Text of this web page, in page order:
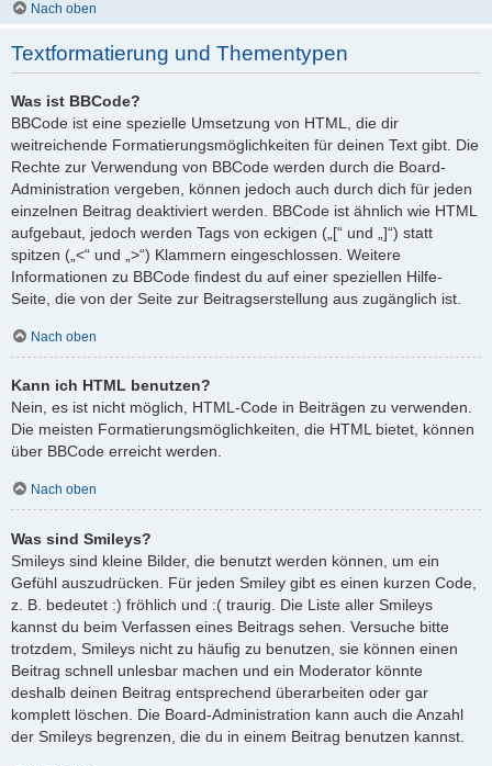
Nach oben
Textformatierung und Thementypen
Was ist BBCode?
BBCode ist eine spezielle Umsetzung von HTML, die dir
weitreichende Formatierungsmöglichkeiten für deinen Text gibt. Die
Rechte zur Verwendung von BBCode werden durch die Board-
Administration vergeben, können jedoch auch durch dich für jeden
einzelnen Beitrag deaktiviert werden. BBCode ist ähnlich wie HTML
aufgebaut, jedoch werden Tags von eckigen („[“ und „]“) statt
spitzen („<“ und „>“) Klammern eingeschlossen. Weitere
Informationen zu BBCode findest du auf einer speziellen Hilfe-
Seite, die von der Seite zur Beitragserstellung aus zugänglich ist.
Nach oben
Kann ich HTML benutzen?
Nein, es ist nicht möglich, HTML-Code in Beiträgen zu verwenden.
Die meisten Formatierungsmöglichkeiten, die HTML bietet, können
über BBCode erreicht werden.
Nach oben
Was sind Smileys?
Smileys sind kleine Bilder, die benutzt werden können, um ein
Gefühl auszudrücken. Für jeden Smiley gibt es einen kurzen Code,
z. B. bedeutet :) fröhlich und :( traurig. Die Liste aller Smileys
kannst du beim Verfassen eines Beitrags sehen. Versuche bitte
trotzdem, Smileys nicht zu häufig zu benutzen, sie können einen
Beitrag schnell unlesbar machen und ein Moderator könnte
deshalb deinen Beitrag entsprechend überarbeiten oder gar
komplett löschen. Die Board-Administration kann auch die Anzahl
der Smileys begrenzen, die du in einem Beitrag benutzen kannst.